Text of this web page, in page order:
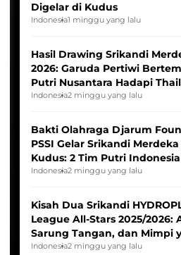
Digelar di Kudus
Indonesia1 minggu yang lalu
Hasil Drawing Srikandi
2026: Garuda Pertiwi
Putri Nusantara Hadapi
Indonesia2 minggu yang lalu
Bakti Olahraga Djarum
PSSI Gelar Srikandi
Kudus: 2 Tim Putri
Tim Asia
Indonesia2 minggu yang lalu
Kisah Dua Srikandi
League All-Stars 2025/2026:
Sarung Tangan, dan Mimpi
Pernah Padam
Indonesia2 minggu yang lalu